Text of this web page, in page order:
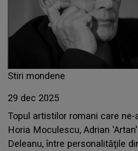
Stiri mondene
29 dec 2025
Topul artistilor romani care ne-
Horia Moculescu, Adrian
Deleanu, între personalităţile